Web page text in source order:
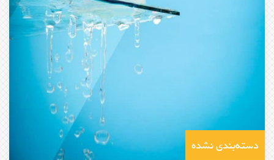
دسته‌بندی نشده